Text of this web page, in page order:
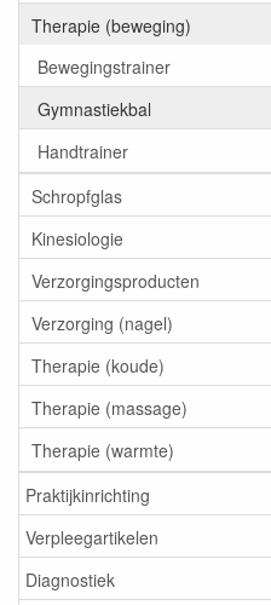
Therapie (beweging)
Bewegingstrainer
Gymnastiekbal
Handtrainer
Schropfglas
Kinesiologie
Verzorgingsproducten
Verzorging (nagel)
Therapie (koude)
Therapie (massage)
Therapie (warmte)
Praktijkinrichting
Verpleegartikelen
Diagnostiek